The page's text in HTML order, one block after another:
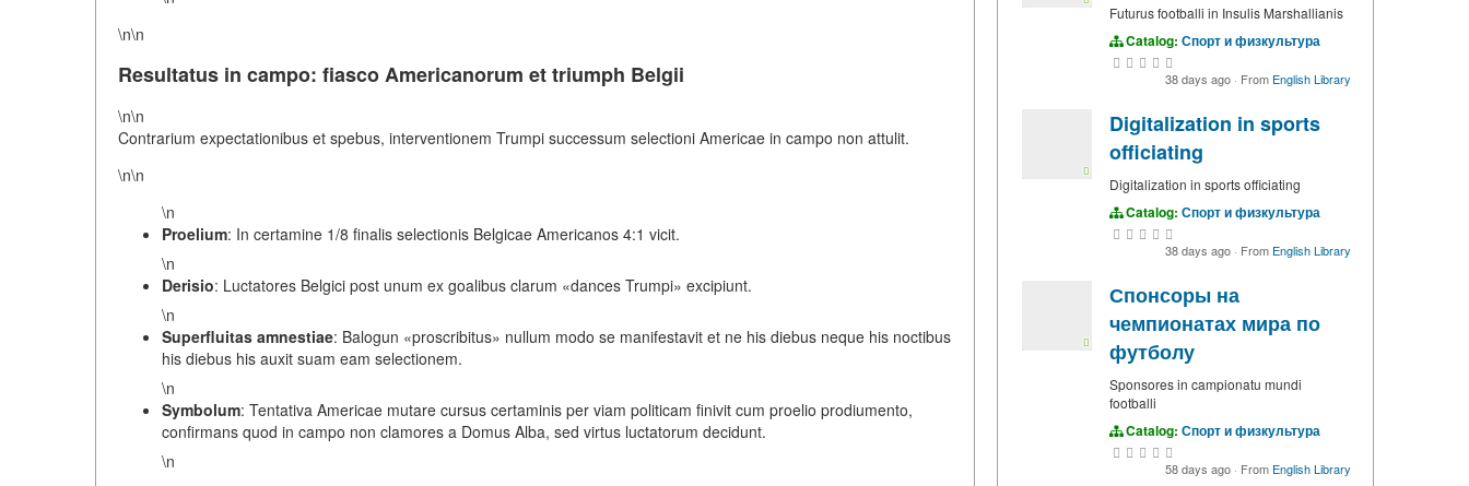
\n\n
Resultatus in campo: fiasco Americanorum et triumph Belgii
\n\n
Contrarium expectationibus et spebus, interventionem Trumpi successum selectioni Americae in campo non attulit.
\n\n
\n
Proelium: In certamine 1/8 finalis selectionis Belgicae Americanos 4:1 vicit.
\n
Derisio: Luctatores Belgici post unum ex goalibus clarum «dances Trumpi» excipiunt.
\n
Superfluitas amnestiae: Balogun «proscribitus» nullum modo se manifestavit et ne his diebus neque his noctibus
his diebus his auxit suam eam selectionem.
\n
Symbolum: Tentativa Americae mutare cursus certaminis per viam politicam finivit cum proelio prodiumento,
confirmans quod in campo non clamores a Domus Alba, sed virtus luctatorum decidunt.
\n
Futurus footballi in Insulis Marshallianis
Catalog: Спорт и физкультура
38 days ago · From English Library
Digitalization in sports
officiating
Digitalization in sports officiating
Catalog: Спорт и физкультура
38 days ago · From English Library
Спонсоры на
чемпионатах мира по
футболу
Sponsores in campionatu mundi
footballi
Catalog: Спорт и физкультура
58 days ago · From English Library